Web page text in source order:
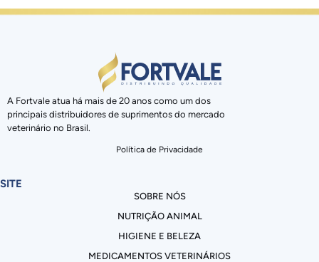
A Fortvale atua há mais de 20 anos como um dos
principais distribuidores de suprimentos do mercado
veterinário no Brasil.
Política de Privacidade
SITE
SOBRE NÓS
NUTRIÇÃO ANIMAL
HIGIENE E BELEZA
MEDICAMENTOS VETERINÁRIOS